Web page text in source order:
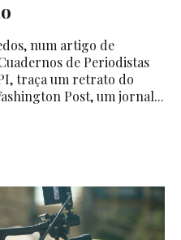
num artigo de
de Periodistas
traça um retrato do
Post, um jornal...